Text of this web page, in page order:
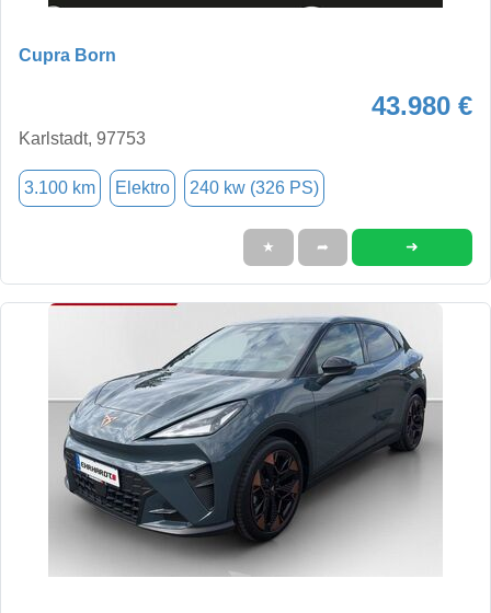
Cupra Born
43.980 €
Karlstadt, 97753
3.100 km Elektro 240 kw (326 PS)
★ ➦ ➜